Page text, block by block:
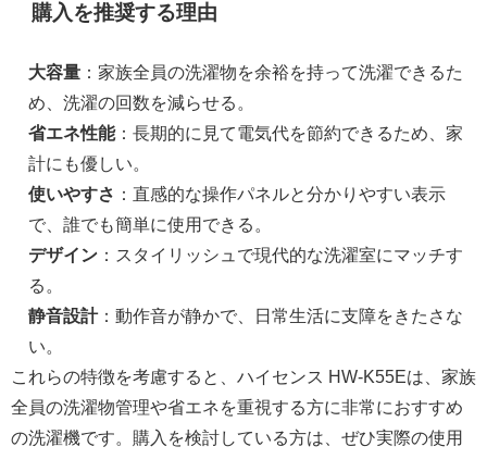
購入を推奨する理由
大容量 ：家族全員の洗濯物を余裕を持って洗濯できるた
め、洗濯の回数を減らせる。
省エネ性能：長期的に見て電気代を節約できるため、家
計にも優しい。
使いやすさ ：直感的な操作パネルと分かりやすい表示
で、誰でも簡単に使用できる。
デザイン ：スタイリッシュで現代的な洗濯室にマッチす
る。
静音設計：動作音が静かで、日常生活に支障をきたさな
い。
これらの特徴を考慮すると、ハイセンス HW-K55Eは、家族
全員の洗濯物管理や省エネを重視する方に非常におすすめ
の洗濯機です。購入を検討している方は、ぜひ実際の使用